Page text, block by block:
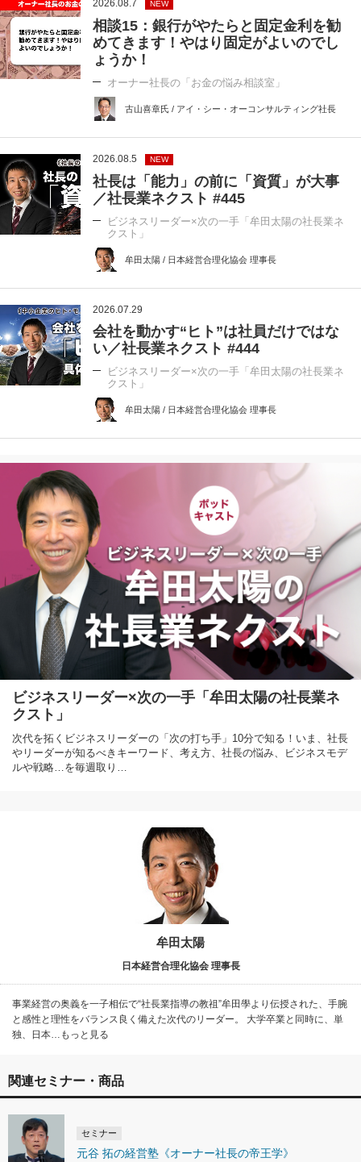
2026.08.7 NEW
相談15：銀行がやたらと固定金利を勧
めてきます！やはり固定がよいのでし
ょうか！
オーナー社長の「お金の悩み相談室」
古山喜章氏 / アイ・シー・オーコンサルティング社長
2026.08.5 NEW
社長は「能力」の前に「資質」が大事
／社長業ネクスト #445
ビジネスリーダー×次の一手「牟田太陽の社長業ネ
クスト」
牟田太陽 / 日本経営合理化協会 理事長
2026.07.29
会社を動かす“ヒト”は社員だけではな
い／社長業ネクスト #444
ビジネスリーダー×次の一手「牟田太陽の社長業ネ
クスト」
牟田太陽 / 日本経営合理化協会 理事長
ビジネスリーダー×次の一手「牟田太陽の社長業ネ
クスト」
次代を拓くビジネスリーダーの「次の打ち手」10分で知る！いま、社長
やリーダーが知るべきキーワード、考え方、社長の悩み、ビジネスモデ
ルや戦略…を毎週取り…
牟田太陽
日本経営合理化協会 理事長
事業経営の奥義を一子相伝で“社長業指導の教祖”牟田學より伝授された、手腕
と感性と理性をバランス良く備えた次代のリーダー。 大学卒業と同時に、単
独、日本…もっと見る
関連セミナー・商品
セミナー
元谷 拓の経営塾《オーナー社長の帝王学》